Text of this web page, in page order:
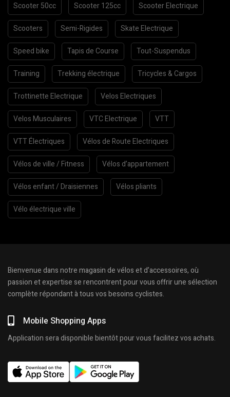
Scooter 50cc Scooter 125cc Scooter Electrique
Scooters Semi-Rigides Skate Electrique
Speed bike Tapis de Course Tout-Suspendus
Training Trekking électrique Tricycles & Cargos
Trottinette Electrique Velos Electriques
Velos Musculaires VTC Electrique VTT
VTT Électriques Vélos de Route Electriques
Vélos de ville / Fitness Vélos d’appartement
Vélos enfant / Draisiennes Vélos pliants
Vélo électrique ville
Bienvenue dans notre magasin de vélos et d’accessoires, où
passion et expertise se rencontrent pour vous offrir une sélection
complète répondant à tous vos besoins cyclistes.
Mobile Shopping Apps
Application sera disponible bientôt pour vous facilitez vos achats.